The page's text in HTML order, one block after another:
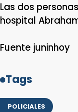
Las dos
hospital
Fuente juninhoy
Tags
POLICIALES